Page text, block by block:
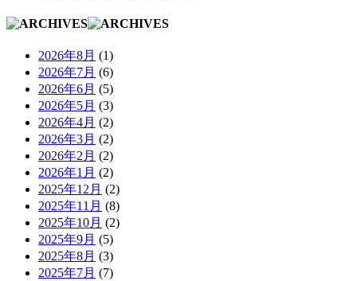
2026年8月 (1)
2026年7月 (6)
2026年6月 (5)
2026年5月 (3)
2026年4月 (2)
2026年3月 (2)
2026年2月 (2)
2026年1月 (2)
2025年12月 (2)
2025年11月 (8)
2025年10月 (2)
2025年9月 (5)
2025年8月 (3)
2025年7月 (7)